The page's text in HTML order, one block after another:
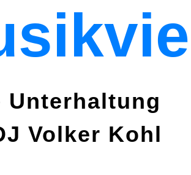
Unterhaltung
Volker Kohl